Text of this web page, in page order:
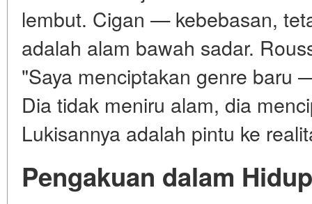
lembut. Cigan — kebebasan,
adalah alam bawah sadar.
"Saya menciptakan genre baru
Dia tidak meniru alam, dia
Lukisannya adalah pintu ke
Pengakuan dalam